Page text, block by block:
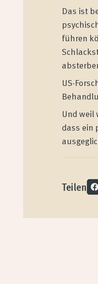
Wenatex
Produktberatung zu
Qualität und
Das ist
führen
US-
Und weil
dass ein
Teilen